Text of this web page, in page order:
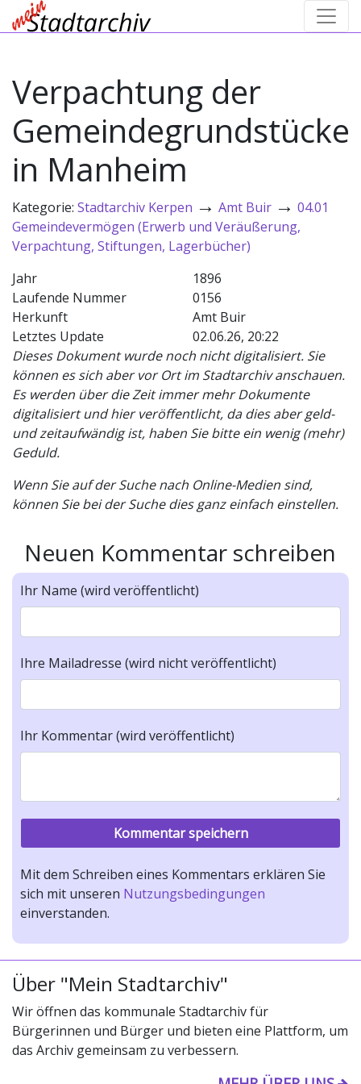
Verpachtung der
Gemeindegrundstücke
in Manheim
Kategorie: Stadtarchiv Kerpen → Amt Buir → 04.01
Gemeindevermögen (Erwerb und Veräußerung,
Verpachtung, Stiftungen, Lagerbücher)
Jahr
1896
Laufende Nummer
0156
Herkunft
Amt Buir
Letztes Update
02.06.26, 20:22
Dieses Dokument wurde noch nicht digitalisiert. Sie
können es sich aber vor Ort im Stadtarchiv anschauen.
Es werden über die Zeit immer mehr Dokumente
digitalisiert und hier veröffentlicht, da dies aber geld-
und zeitaufwändig ist, haben Sie bitte ein wenig (mehr)
Geduld.
Wenn Sie auf der Suche nach Online-Medien sind,
können Sie bei der Suche dies ganz einfach einstellen.
Neuen Kommentar schreiben
Ihr Name (wird veröffentlicht)
Ihre Mailadresse (wird nicht veröffentlicht)
Ihr Kommentar (wird veröffentlicht)
Mit dem Schreiben eines Kommentars erklären Sie
sich mit unseren Nutzungsbedingungen
einverstanden.
Über "Mein Stadtarchiv"
Wir öffnen das kommunale Stadtarchiv für
Bürgerinnen und Bürger und bieten eine Plattform, um
das Archiv gemeinsam zu verbessern.